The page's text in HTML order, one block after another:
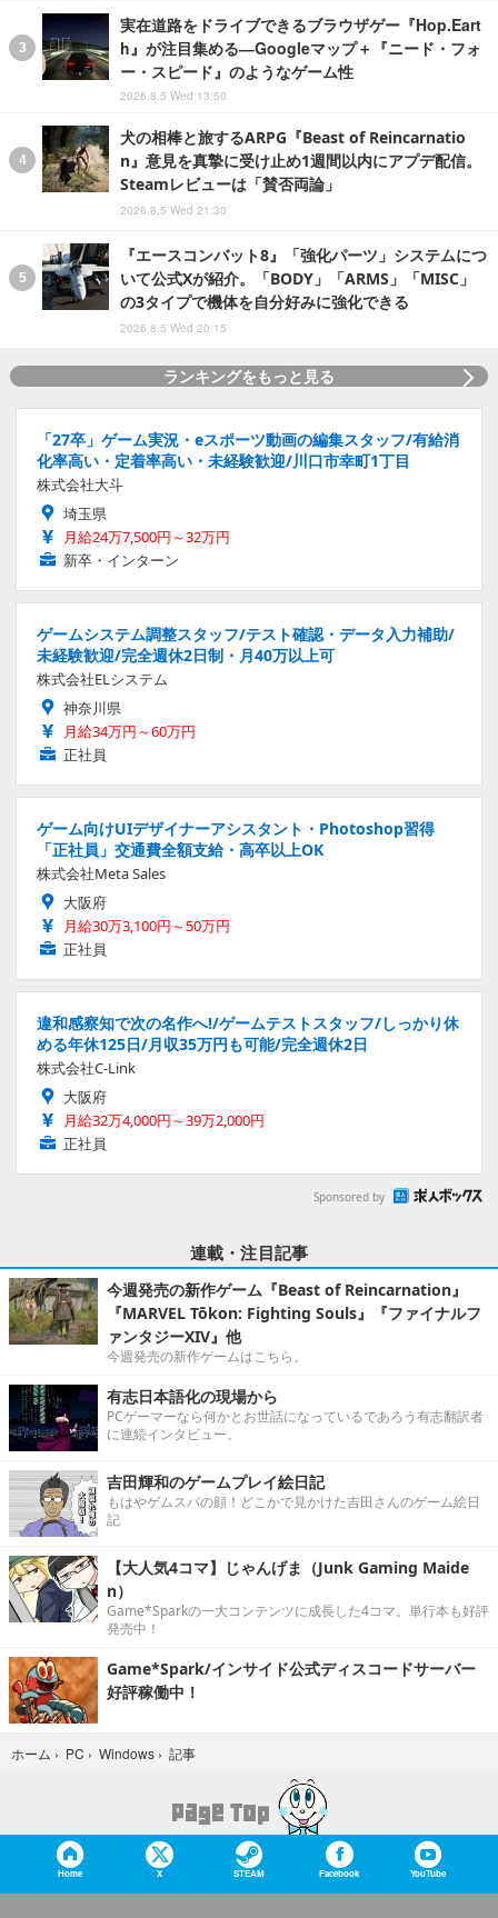
実在道路をドライブできるブラウザゲー『Hop.Eart
h』が注目集める―Googleマップ＋『ニード・フォ
ー・スピード』のようなゲーム性
2026.8.5 Wed 13:50
犬の相棒と旅するARPG『Beast of Reincarnatio
n』意見を真摯に受け止め1週間以内にアプデ配信。
Steamレビューは「賛否両論」
2026.8.5 Wed 21:30
『エースコンバット8』「強化パーツ」システムにつ
いて公式Xが紹介。「BODY」「ARMS」「MISC」
の3タイプで機体を自分好みに強化できる
2026.8.5 Wed 20:15
ランキングをもっと見る
「27卒」ゲーム実況・eスポーツ動画の編集スタッフ/有給消
化率高い・定着率高い・未経験歓迎/川口市幸町1丁目
株式会社大斗
埼玉県
月給24万7,500円～32万円
新卒・インターン
ゲームシステム調整スタッフ/テスト確認・データ入力補助/
未経験歓迎/完全週休2日制・月40万以上可
株式会社ELシステム
神奈川県
月給34万円～60万円
正社員
ゲーム向けUIデザイナーアシスタント・Photoshop習得
「正社員」交通費全額支給・高卒以上OK
株式会社Meta Sales
大阪府
月給30万3,100円～50万円
正社員
違和感察知で次の名作へ!/ゲームテストスタッフ/しっかり休
める年休125日/月収35万円も可能/完全週休2日
株式会社C-Link
大阪府
月給32万4,000円～39万2,000円
正社員
Sponsored by
連載・注目記事
今週発売の新作ゲーム『Beast of Reincarnation』
『MARVEL Tōkon: Fighting Souls』『ファイナルフ
ァンタジーXIV』他
今週発売の新作ゲームはこちら。
有志日本語化の現場から
PCゲーマーなら何かとお世話になっているであろう有志翻訳者
に連続インタビュー。
吉田輝和のゲームプレイ絵日記
もはやゲムスパの顔！どこかで見かけた吉田さんのゲーム絵日
記
【大人気4コマ】じゃんげま（Junk Gaming Maide
n）
Game*Sparkの一大コンテンツに成長した4コマ。単行本も好評
発売中！
Game*Spark/インサイド公式ディスコードサーバー
好評稼働中！
ホーム › PC › Windows › 記事
Home X STEAM Facebook YouTube